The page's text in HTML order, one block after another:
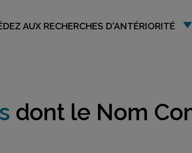
AUX RECHERCHES D'ANTÉRIORITÉ
dont le Nom